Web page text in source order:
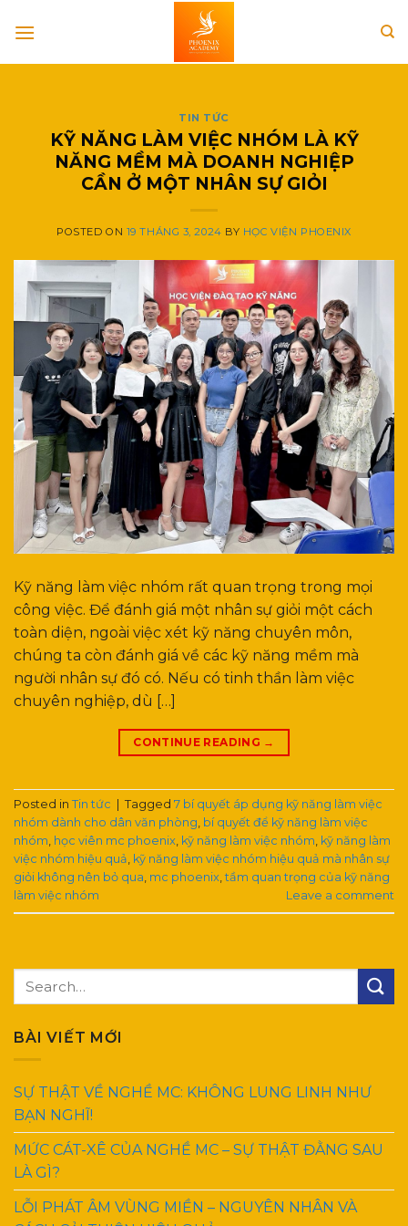
TIN TỨC
KỸ NĂNG LÀM VIỆC NHÓM LÀ KỸ
NĂNG MỀM MÀ DOANH NGHIỆP
CẦN Ở MỘT NHÂN SỰ GIỎI
POSTED ON 19 THÁNG 3, 2024 BY HỌC VIỆN PHOENIX
Kỹ năng làm việc nhóm rất quan trọng trong mọi
công việc. Để đánh giá một nhân sự giỏi một cách
toàn diện, ngoài việc xét kỹ năng chuyên môn,
chúng ta còn đánh giá về các kỹ năng mềm mà
người nhân sự đó có. Nếu có tinh thần làm việc
chuyên nghiệp, dù […]
CONTINUE READING →
Posted in Tin tức Tagged 7 bí quyết áp dụng kỹ năng làm việc
nhóm dành cho dân văn phòng, bí quyết để kỹ năng làm việc
nhóm, học viên mc phoenix, kỹ năng làm việc nhóm, kỹ năng làm
việc nhóm hiệu quả, kỹ năng làm việc nhóm hiệu quả mà nhân sự
giỏi không nên bỏ qua, mc phoenix,tầm quan trọng của kỹ năng
làm việc nhóm
Leave a comment
BÀI VIẾT MỚI
SỰ THẬT VỀ NGHỀ MC: KHÔNG LUNG LINH NHƯ
BẠN NGHĨ!
MỨC CÁT-XÊ CỦA NGHỀ MC – SỰ THẬT ĐẰNG SAU
LÀ GÌ?
LỖI PHÁT ÂM VÙNG MIỀN – NGUYÊN NHÂN VÀ